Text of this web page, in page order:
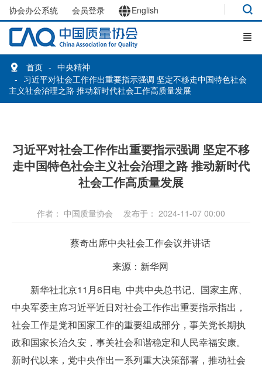
协会办公系统 会员登录 English
首页
中央精神
习近平对社会工作作出重要指示强调 坚定不移走中国特色社会
主义社会治理之路 推动新时代社会工作高质量发展
习近平对社会工作作出重要指示强调 坚定不移
走中国特色社会主义社会治理之路 推动新时代
社会工作高质量发展
作者： 中国质量协会 发布于： 2024-11-07 00:00
蔡奇出席中央社会工作会议并讲话
来源：新华网
新华社北京11月6日电 中共中央总书记、国家主席、
中央军委主席习近平近日对社会工作作出重要指示指出，
社会工作是党和国家工作的重要组成部分，事关党长期执
政和国家长治久安，事关社会和谐稳定和人民幸福安康。
新时代以来，党中央作出一系列重大决策部署，推动社会